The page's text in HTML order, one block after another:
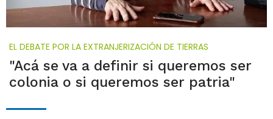
EL DEBATE POR LA EXTRANJERIZACIÓN DE TIERRAS
"Acá se va a definir si queremos ser
colonia o si queremos ser patria"